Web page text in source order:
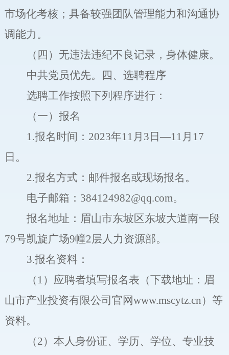
市场化考核；具备较强团队管理能力和沟通协
调能力。
（四）无违法违纪不良记录，身体健康。
中共党员优先。
四、选聘程序
选聘工作按照下列程序进行：
（一）报名
1.报名时间： 2023年11 月 3 日 ―11 月 17
日。
2.报名方式：邮件报名或现场报名。
电子邮箱： 384124982@qq.com。
报名地址：眉山市东坡区东坡大道南一段
79号凯旋广场9幢2层人力资源部。
3.报名资料：
（ 1 ）应聘者填写报名表（下载地址： 眉
山市产业投资有限公司 官网www.mscytz.cn）等
资料。
（2）本人身份证、学历、学位、专业技